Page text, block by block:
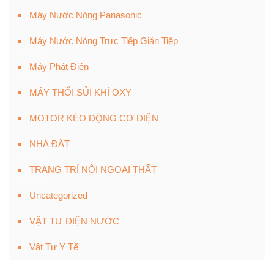
Máy Nước Nóng Panasonic
Máy Nước Nóng Trực Tiếp Gián Tiếp
Máy Phát Điện
MÁY THỔI SỦI KHÍ OXY
MOTOR KÉO ĐỘNG CƠ ĐIỆN
NHÀ ĐẤT
TRANG TRÍ NỘI NGOẠI THẤT
Uncategorized
VẬT TƯ ĐIỆN NƯỚC
Vật Tư Y Tế